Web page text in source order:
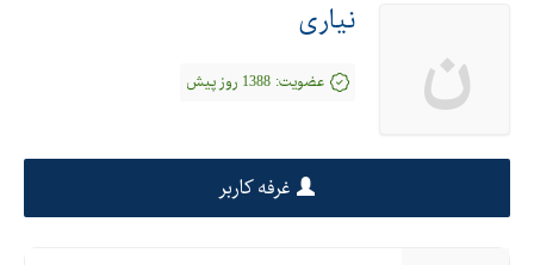
ن نیاری
عضویت: 1388 روز پیش
غرفه کاربر